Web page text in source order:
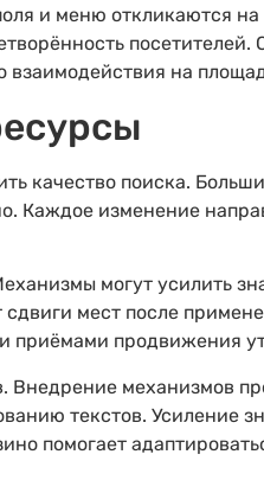
и меню откликаются на
взаимодействия на
качество поиска.
Каждое изменение
могут усилить
мест после
приёмами продвижения
механизмов
текстов. Усиление
помогает